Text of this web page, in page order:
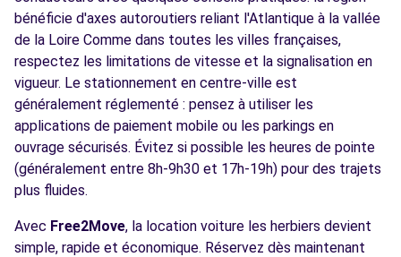
bénéficie d'axes autoroutiers reliant l'Atlantique à la vallée
de la Loire Comme dans toutes les villes françaises,
respectez les limitations de vitesse et la signalisation en
vigueur. Le stationnement en centre-ville est
généralement réglementé : pensez à utiliser les
applications de paiement mobile ou les parkings en
ouvrage sécurisés. Évitez si possible les heures de pointe
(généralement entre 8h-9h30 et 17h-19h) pour des trajets
plus fluides.
Avec Free2Move, la location voiture les herbiers devient
simple, rapide et économique. Réservez dès maintenant